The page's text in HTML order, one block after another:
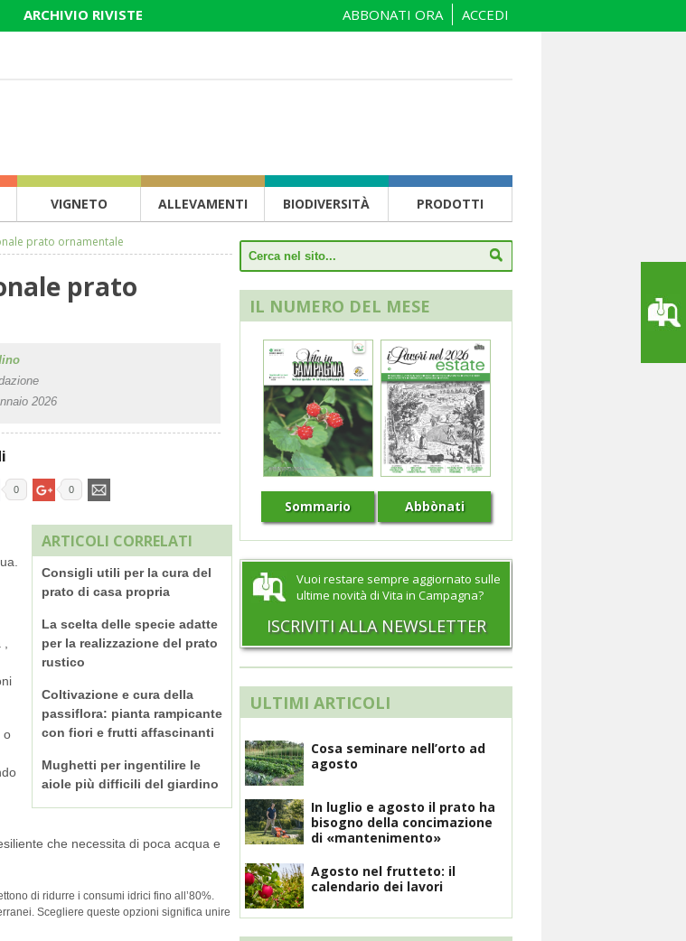
ARCHIVIO RIVISTE ACCEDI
ABBONATI ORA
VIGNETO ALLEVAMENTI BIODIVERSITÀ PRODOTTI
prato ornamentale
prato
2026
0 0
ARTICOLI CORRELATI
Consigli utili per la cura del
prato di casa propria
La scelta delle specie adatte
per la realizzazione del prato
rustico
Coltivazione e cura della
passiflora: pianta rampicante
con fiori e frutti affascinanti
Mughetti per ingentilire le
aiole più difficili del giardino
o
che necessita di poca acqua e
di ridurre i consumi idrici fino all’80%.
. Scegliere queste opzioni significa unire
IL NUMERO DEL MESE
Sommario Abbònati
Vuoi restare sempre aggiornato sulle
ultime novità di Vita in Campagna?
ISCRIVITI ALLA NEWSLETTER
ULTIMI ARTICOLI
Cosa seminare nell’orto ad
agosto
In luglio e agosto il prato ha
bisogno della concimazione
di «mantenimento»
Agosto nel frutteto: il
calendario dei lavori